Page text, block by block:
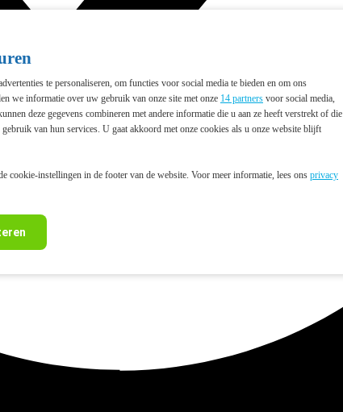
te personaliseren, om functies voor social media te bieden en om ons
we informatie over uw gebruik van onze site met onze 14 partners voor social media,
deze gegevens combineren met andere informatie die u aan ze heeft verstrekt of die
van hun services. U gaat akkoord met onze cookies als u onze website blijft
cookie-instellingen in de footer van de website. Voor meer informatie, lees ons privacy